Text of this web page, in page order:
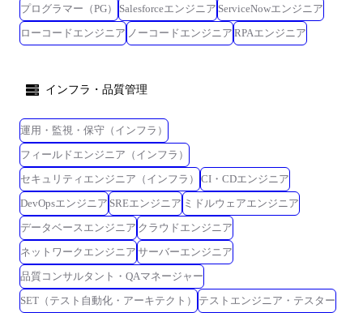
プログラマー（PG）
Salesforceエンジニア ServiceNowエンジニア
ローコードエンジニア ノーコードエンジニア RPAエンジニア
インフラ・品質管理
運用・監視・保守（インフラ）
フィールドエンジニア（インフラ）
セキュリティエンジニア（インフラ）
CI・CDエンジニア
DevOpsエンジニア SREエンジニア ミドルウェアエンジニア
データベースエンジニア クラウドエンジニア
ネットワークエンジニア サーバーエンジニア
品質コンサルタント・QAマネージャー
SET（テスト自動化・アーキテクト）
テストエンジニア・テスター